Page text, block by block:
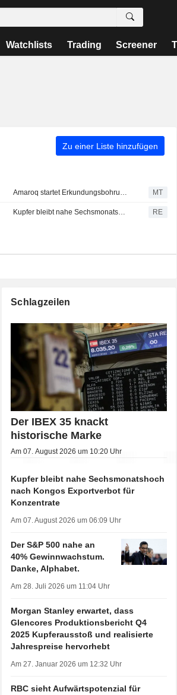
Watchlists Trading Screener
Zu einer Liste hinzufügen
Amaroq startet Erkundungsbohrungen im Minturn-Projekt in Grönland MT
Kupfer bleibt nahe Sechsmonatshoch nach Kongos Exportverbot für Konzentrate RE
Schlagzeilen
Der IBEX 35 knackt
historische Marke
Am 07. August 2026 um 10:20 Uhr
Kupfer bleibt nahe Sechsmonatshoch
nach Kongos Exportverbot für
Konzentrate
Am 07. August 2026 um 06:09 Uhr
Der S&P 500 nahe an
40% Gewinnwachstum.
Danke, Alphabet.
Am 28. Juli 2026 um 11:04 Uhr
Morgan Stanley erwartet, dass
Glencores Produktionsbericht Q4
2025 Kupferausstoß und realisierte
Jahrespreise hervorhebt
Am 27. Januar 2026 um 12:32 Uhr
RBC sieht Aufwärtspotenzial für